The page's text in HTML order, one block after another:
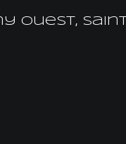
Ouest,